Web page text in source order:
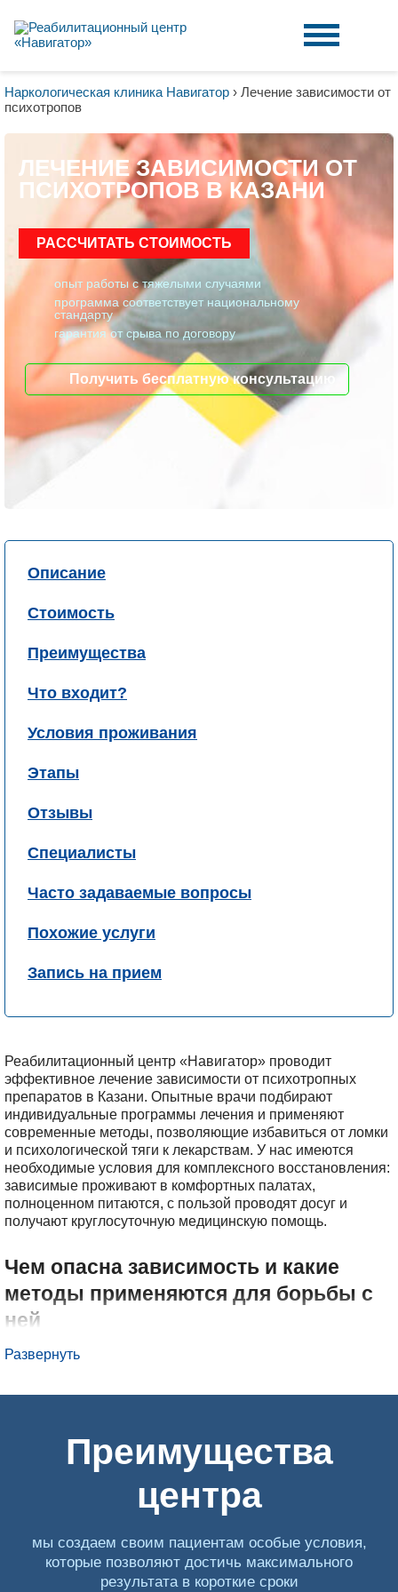
Наркологическая клиника Навигатор › Лечение зависимости от
психотропов
ЛЕЧЕНИЕ ЗАВИСИМОСТИ ОТ
ПСИХОТРОПОВ В КАЗАНИ
РАССЧИТАТЬ СТОИМОСТЬ
опыт работы с тяжелыми случаями
программа соответствует национальному
стандарту
гарантия от срыва по договору
Получить бесплатную консультацию
Описание
Стоимость
Преимущества
Что входит?
Условия проживания
Этапы
Отзывы
Специалисты
Часто задаваемые вопросы
Похожие услуги
Запись на прием
Реабилитационный центр «Навигатор» проводит
эффективное лечение зависимости от психотропных
препаратов в Казани. Опытные врачи подбирают
индивидуальные программы лечения и применяют
современные методы, позволяющие избавиться от ломки
и психологической тяги к лекарствам. У нас имеются
необходимые условия для комплексного восстановления:
зависимые проживают в комфортных палатах,
полноценном питаются, с пользой проводят досуг и
получают круглосуточную медицинскую помощь.
Чем опасна зависимость и какие
методы применяются для борьбы с
ней
Зависимость от психотропных медикаментозных средств
приводит злоупотребление лекарственными препаратами
антигистаминными, транквилизаторами, снотворными,
антидепрессантами и рядом других. Как и другие виды
Проблема получила широкое распространение в связи с
тем, что достать желаемый лекарственный препарат
сегодня не составляет труда: для многих не требуется
рецепт, а запрещенные для свободной продажи таблетки
можно купить в недобросовестных аптеках.
Развернуть
Преимущества
центра
мы создаем своим пациентам особые условия,
которые позволяют достичь максимального
результата в короткие сроки